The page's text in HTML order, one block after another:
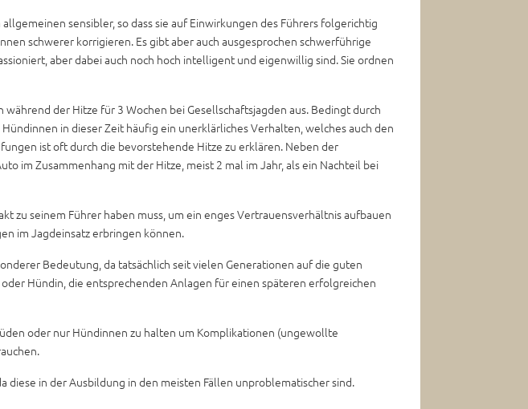
sensibler, so dass sie auf Einwirkungen des Führers folgerichtig
schwerer korrigieren. Es gibt aber auch ausgesprochen schwerführige
aber dabei auch noch hoch intelligent und eigenwillig sind. Sie ordnen
der Hitze für 3 Wochen bei Gesellschaftsjagden aus. Bedingt durch
in dieser Zeit häufig ein unerklärliches Verhalten, welches auch den
ist oft durch die bevorstehende Hitze zu erklären. Neben der
im Zusammenhang mit der Hitze, meist 2 mal im Jahr, als ein Nachteil bei
zu seinem Führer haben muss, um ein enges Vertrauensverhältnis aufbauen
im Jagdeinsatz erbringen können.
Bedeutung, da tatsächlich seit vielen Generationen auf die guten
Hündin, die entsprechenden Anlagen für einen späteren erfolgreichen
oder nur Hündinnen zu halten um Komplikationen (ungewollte
in der Ausbildung in den meisten Fällen unproblematischer sind.